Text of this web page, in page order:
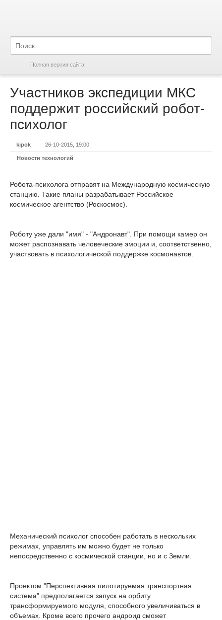
Полная версия сайта
Участников экспедиции МКС
поддержит российский робот-
психолог
kipok 26-10-2015, 19:00
Новости технологий
Робота-психолога отправят на Международную космическую
станцию. Такие планы разрабатывает Российское
космическое агентство (Роскосмос).
Роботу уже дали "имя" - "Андронавт". При помощи камер он
может распознавать человеческие эмоции и, соответственно,
участвовать в психологической поддержке космонавтов.
Механический психолог способен работать в нескольких
режимах, управлять им можно будет не только
непосредственно с космической станции, но и с Земли.
Проектом "Перспективная пилотируемая транспортная
система" предполагается запуск на орбиту
трансформируемого модуля, способного увеличиваться в
объемах. Кроме всего прочего андроид сможет